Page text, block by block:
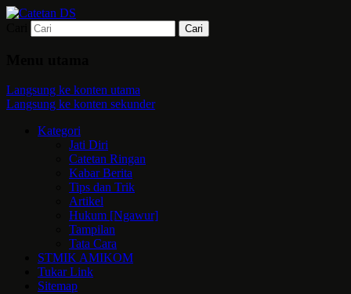
Catetan DS
Mari bermimpi dan ciptakan kehendak
Langsung ke konten utama
Langsung ke konten sekunder
Kategori
Jati Diri
Catetan Ringan
Kabar Berita
Tips dan Trik
Artikel
Hukum [Ngawur]
Tampilan
Tata Cara
STMIK AMIKOM
Tukar Link
Sitemap